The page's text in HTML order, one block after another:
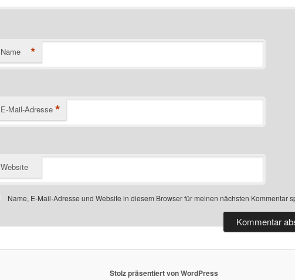
Name *
E-Mail-Adresse *
Website
Name, E-Mail-Adresse und Website in diesem Browser für meinen nächsten Kommentar
Stolz präsentiert von WordPress